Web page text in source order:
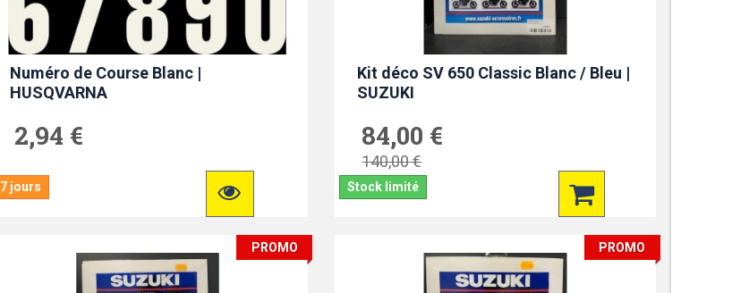
Numéro de Course Blanc |
HUSQVARNA
2,94 €
7 jours
Kit déco SV 650 Classic Blanc / Bleu |
SUZUKI
84,00 €
140,00 €
Stock limité
PROMO PROMO